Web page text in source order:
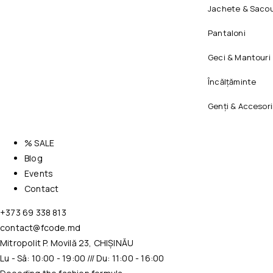
Jachete &
Pantaloni
Geci & Mantouri
Încălțăminte
Genți &
% SALE
Blog
Events
Contact
+373 69 338 813
contact@fcode.md
Mitropolit P. Movilă 23, CHIȘINĂU
Lu - Sâ: 10:00 - 19:00 /// Du: 11:00 - 16:00